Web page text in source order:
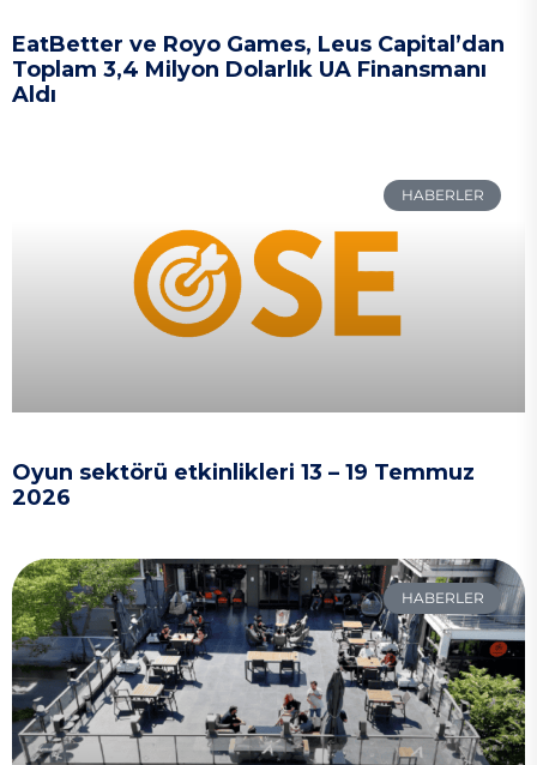
EatBetter ve Royo Games, Leus Capital’dan
Toplam 3,4 Milyon Dolarlık UA Finansmanı
Aldı
HABERLER
Oyun sektörü etkinlikleri 13 – 19 Temmuz
2026
HABERLER